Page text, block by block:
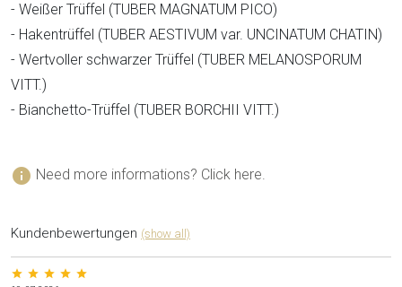
- Weißer Trüffel (TUBER MAGNATUM PICO)
- Hakentrüffel (TUBER AESTIVUM var. UNCINATUM CHATIN)
- Wertvoller schwarzer Trüffel (TUBER MELANOSPORUM
VITT.)
- Bianchetto-Trüffel (TUBER BORCHII VITT.)
info Need more informations? Click here.
Kundenbewertungen (show all)